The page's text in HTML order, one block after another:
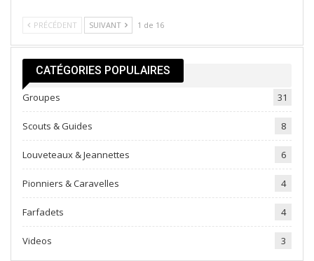
PRÉCÉDENT SUIVANT 1 de 16
CATÉGORIES POPULAIRES
Groupes 31
Scouts & Guides 8
Louveteaux & Jeannettes 6
Pionniers & Caravelles 4
Farfadets 4
Videos 3